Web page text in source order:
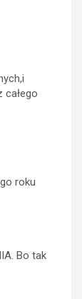
całego
roku
Bo tak